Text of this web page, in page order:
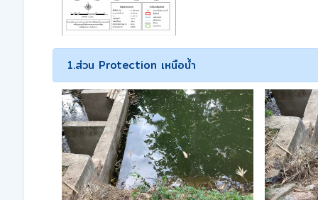
1.ส่วน Protection เหนือน้ำ